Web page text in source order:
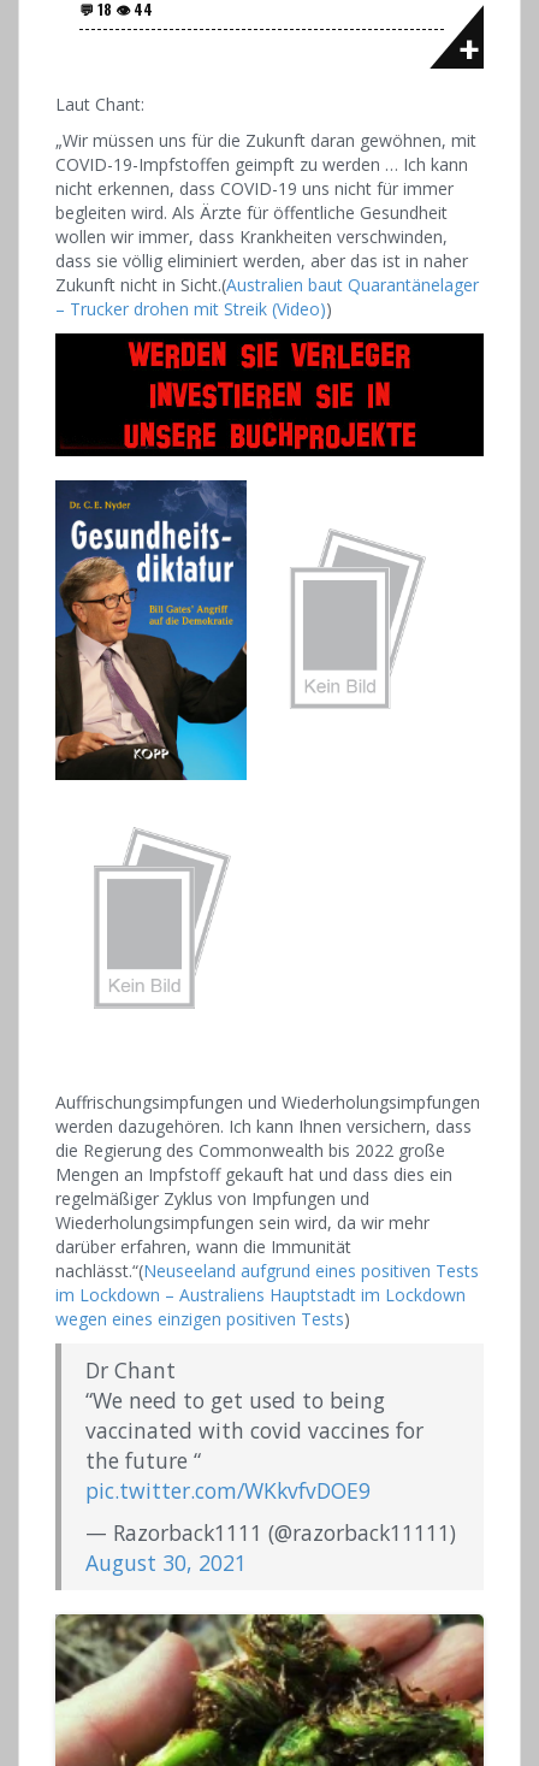
Laut Chant:
„Wir müssen uns für die Zukunft daran gewöhnen, mit
COVID-19-Impfstoffen geimpft zu werden … Ich kann
nicht erkennen, dass COVID-19 uns nicht für immer
begleiten wird. Als Ärzte für öffentliche Gesundheit
wollen wir immer, dass Krankheiten verschwinden,
dass sie völlig eliminiert werden, aber das ist in naher
Zukunft nicht in Sicht.(Australien baut Quarantänelager
– Trucker drohen mit Streik (Video))
Auffrischungsimpfungen und Wiederholungsimpfungen
werden dazugehören. Ich kann Ihnen versichern, dass
die Regierung des Commonwealth bis 2022 große
Mengen an Impfstoff gekauft hat und dass dies ein
regelmäßiger Zyklus von Impfungen und
Wiederholungsimpfungen sein wird, da wir mehr
darüber erfahren, wann die Immunität
nachlässt.“(Neuseeland aufgrund eines positiven Tests
im Lockdown – Australiens Hauptstadt im Lockdown
wegen eines einzigen positiven Tests)
Dr Chant
“We need to get used to being
vaccinated with covid vaccines for
the future “
pic.twitter.com/WKkvfvDOE9
— Razorback1111 (@razorback11111)
August 30, 2021